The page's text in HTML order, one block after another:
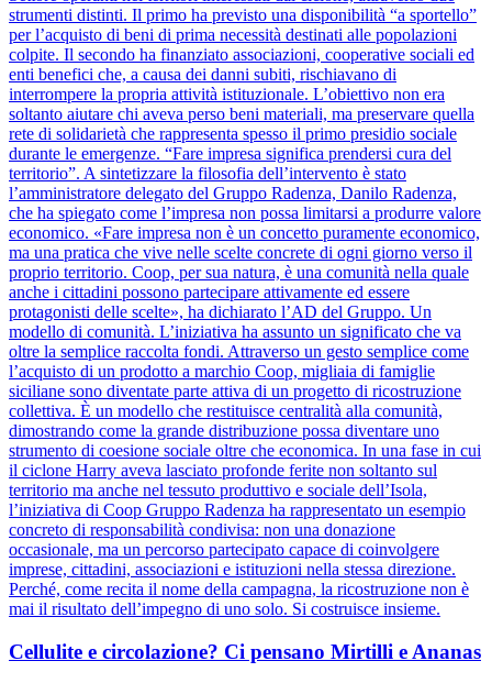
strumenti distinti. Il primo ha previsto una disponibilità “a sportello”
per l’acquisto di beni di prima necessità destinati alle popolazioni
colpite. Il secondo ha finanziato associazioni, cooperative sociali ed
enti benefici che, a causa dei danni subiti, rischiavano di
interrompere la propria attività istituzionale. L’obiettivo non era
soltanto aiutare chi aveva perso beni materiali, ma preservare quella
rete di solidarietà che rappresenta spesso il primo presidio sociale
durante le emergenze. “Fare impresa significa prendersi cura del
territorio”. A sintetizzare la filosofia dell’intervento è stato
l’amministratore delegato del Gruppo Radenza, Danilo Radenza,
che ha spiegato come l’impresa non possa limitarsi a produrre valore
economico. «Fare impresa non è un concetto puramente economico,
ma una pratica che vive nelle scelte concrete di ogni giorno verso il
proprio territorio. Coop, per sua natura, è una comunità nella quale
anche i cittadini possono partecipare attivamente ed essere
protagonisti delle scelte», ha dichiarato l’AD del Gruppo. Un
modello di comunità. L’iniziativa ha assunto un significato che va
oltre la semplice raccolta fondi. Attraverso un gesto semplice come
l’acquisto di un prodotto a marchio Coop, migliaia di famiglie
siciliane sono diventate parte attiva di un progetto di ricostruzione
collettiva. È un modello che restituisce centralità alla comunità,
dimostrando come la grande distribuzione possa diventare uno
strumento di coesione sociale oltre che economica. In una fase in cui
il ciclone Harry aveva lasciato profonde ferite non soltanto sul
territorio ma anche nel tessuto produttivo e sociale dell’Isola,
l’iniziativa di Coop Gruppo Radenza ha rappresentato un esempio
concreto di responsabilità condivisa: non una donazione
occasionale, ma un percorso partecipato capace di coinvolgere
imprese, cittadini, associazioni e istituzioni nella stessa direzione.
Perché, come recita il nome della campagna, la ricostruzione non è
mai il risultato dell’impegno di uno solo. Si costruisce insieme.
Cellulite e circolazione? Ci pensano Mirtilli e Ananas